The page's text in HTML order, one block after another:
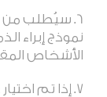
سيُطلب من
نموذج إبراء
الأشخاص
إذا تم